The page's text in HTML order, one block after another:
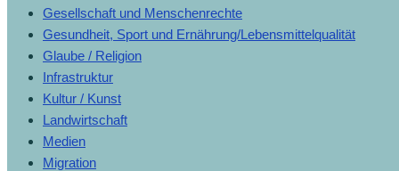
Gesellschaft und Menschenrechte
Gesundheit, Sport und Ernährung/Lebensmittelqualität
Glaube / Religion
Infrastruktur
Kultur / Kunst
Landwirtschaft
Medien
Migration